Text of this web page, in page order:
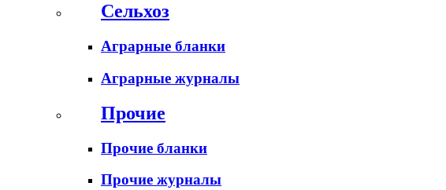
Сельхоз
Аграрные бланки
Аграрные журналы
Прочие
Прочие бланки
Прочие журналы